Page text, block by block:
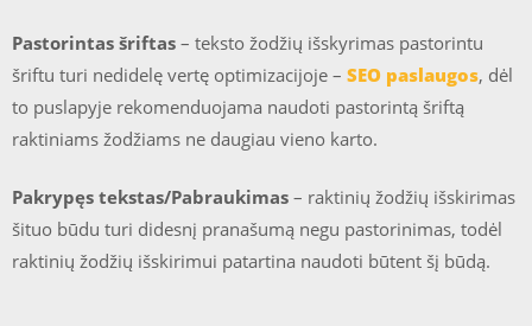
Pastorintas šriftas – teksto žodžių išskyrimas pastorintu
šriftu turi nedidelę vertę optimizacijoje – SEO paslaugos, dėl
to puslapyje rekomenduojama naudoti pastorintą šriftą
raktiniams žodžiams ne daugiau vieno karto.
Pakrypęs tekstas/Pabraukimas – raktinių žodžių išskirimas
šituo būdu turi didesnį pranašumą negu pastorinimas, todėl
raktinių žodžių išskirimui patartina naudoti būtent šį būdą.